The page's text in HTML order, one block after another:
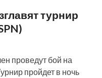
турнир
проведут бой на
пройдет в ночь